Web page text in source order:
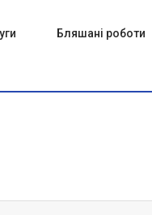
Бляшані роботи